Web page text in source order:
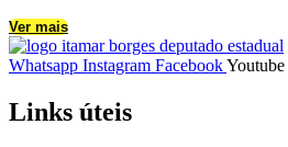
Ver mais
Whatsapp Instagram FacebookYoutube
Links úteis